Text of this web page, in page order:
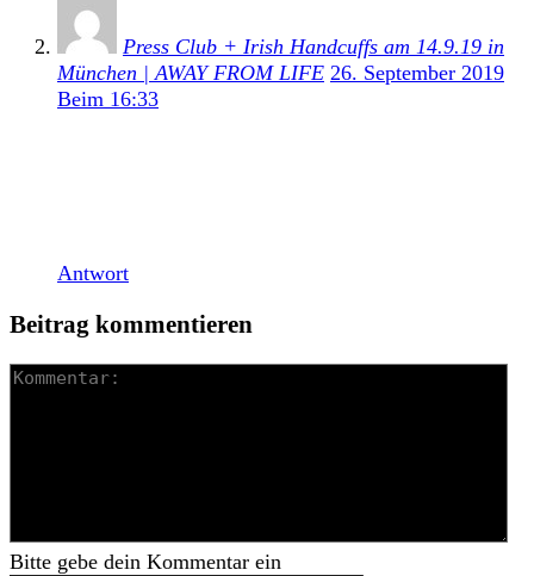
Press Club + Irish Handcuffs am 14.9.19 in
München | AWAY FROM LIFE 26. September 2019
Beim 16:33
Antwort
Beitrag kommentieren
Bitte gebe dein Kommentar ein